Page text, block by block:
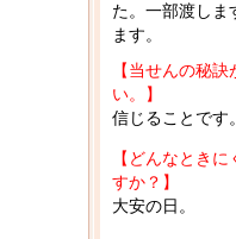
た。一部渡しま
ます。
【当せんの秘
い。】
信じることです。
【どんなとき
すか？】
大安の日。